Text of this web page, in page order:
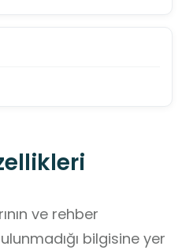
ve rehber
bilgisine yer